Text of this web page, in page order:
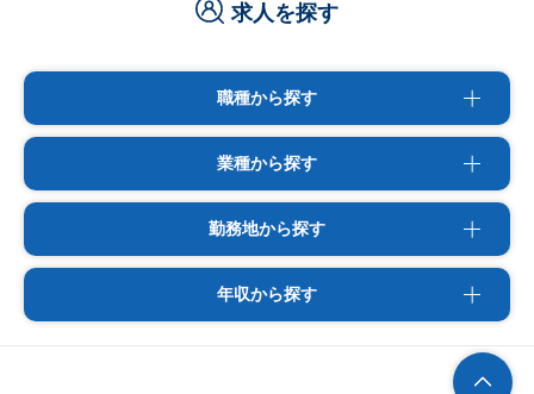
求人を探す
職種から探す
業種から探す
勤務地から探す
年収から探す